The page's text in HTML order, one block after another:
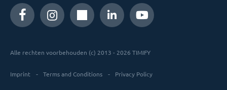
Alle rechten voorbehouden (c) 2013 - 2026 TIMIFY
Imprint Terms and Conditions Privacy Policy